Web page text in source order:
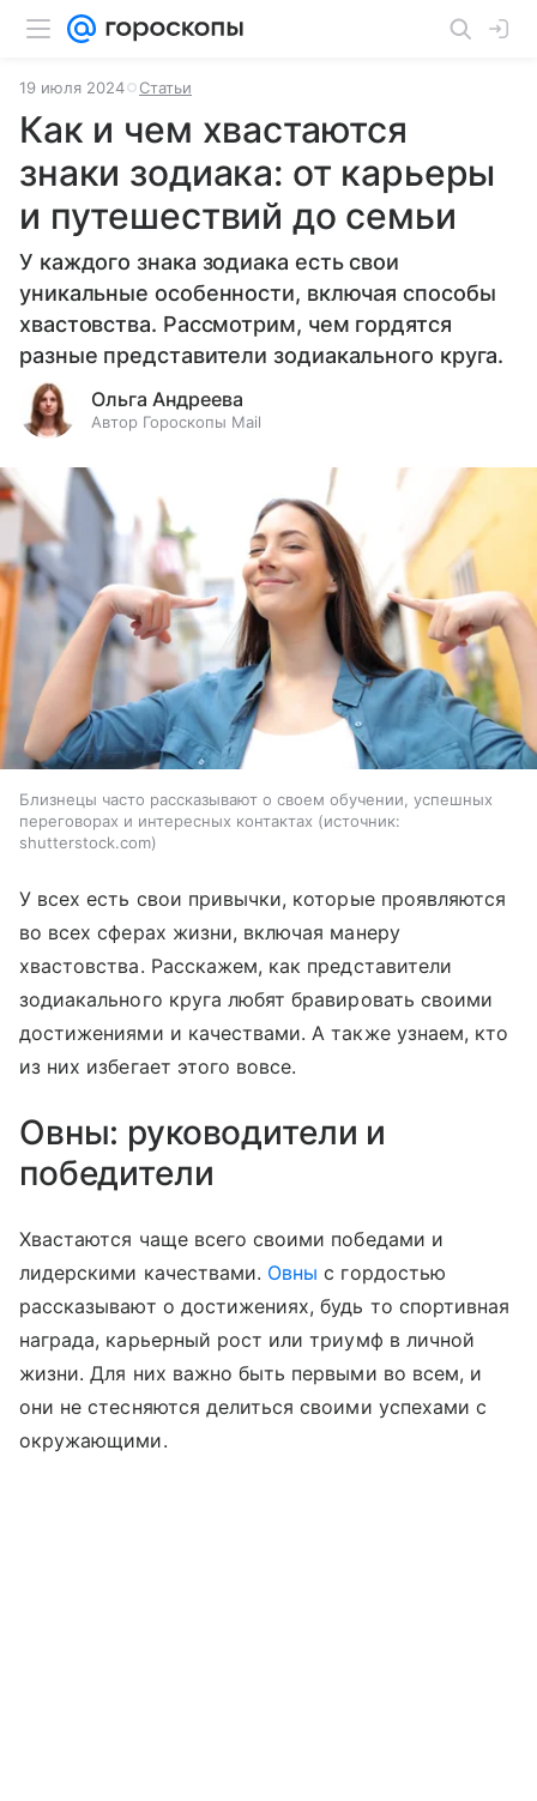
19 июля 2024 Статьи
Как и чем хвастаются
знаки зодиака: от карьеры
и путешествий до семьи
У каждого знака зодиака есть свои
уникальные особенности, включая способы
хвастовства. Рассмотрим, чем гордятся
разные представители зодиакального круга.
Ольга Андреева
Автор Гороскопы Mail
Близнецы часто рассказывают о своем обучении, успешных
переговорах и интересных контактах
источник:
shutterstock.com
У всех есть свои привычки, которые проявляются
во всех сферах жизни, включая манеру
хвастовства. Расскажем, как представители
зодиакального круга любят бравировать своими
достижениями и качествами. А также узнаем, кто
из них избегает этого вовсе.
Овны: руководители и
победители
Хвастаются чаще всего своими победами и
лидерскими качествами. Овны с гордостью
рассказывают о достижениях, будь то спортивная
награда, карьерный рост или триумф в личной
жизни. Для них важно быть первыми во всем, и
они не стесняются делиться своими успехами с
окружающими.